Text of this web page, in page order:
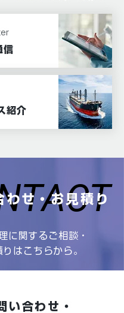
信
紹介
わせ・お見積り
に関するご相談・
りはこちらから。
い合わせ・